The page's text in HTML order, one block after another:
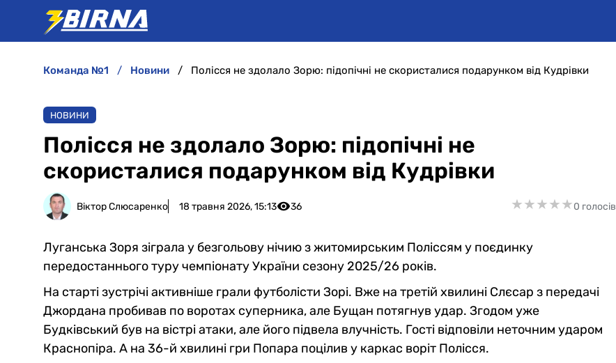
команда №1 новини Полісся не здолало Зорю: підопічні не скористалися подарунком від Кудрівки
НОВИНИ
Полісся не здолало Зорю: підопічні не
скористалися подарунком від Кудрівки
Віктор Слюсаренко 18 травня 2026, 15:13 36 ★★★★★
★★★★★0 голосів
Луганська Зоря зіграла у безгольову нічию з житомирським Поліссям у поєдинку
передостаннього туру чемпіонату України сезону 2025/26 років.
На старті зустрічі активніше грали футболісти Зорі. Вже на третій хвилині Слєсар з передачі
Джордана пробивав по воротах суперника, але Бущан потягнув удар. Згодом уже
Будківський був на вістрі атаки, але його підвела влучність. Гості відповіли неточним ударом
Краснопіра. А на 36-й хвилині гри Попара поцілив у каркас воріт Полісся.